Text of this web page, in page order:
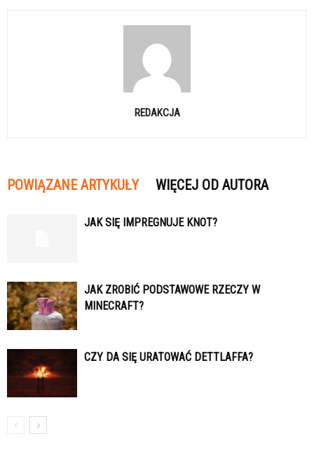
REDAKCJA
POWIĄZANE ARTYKUŁY WIĘCEJ OD AUTORA
JAK SIĘ IMPREGNUJE KNOT?
JAK ZROBIĆ PODSTAWOWE RZECZY W
MINECRAFT?
CZY DA SIĘ URATOWAĆ DETTLAFFA?